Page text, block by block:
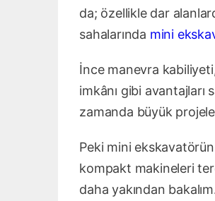
da; özellikle dar
sahalarında mini
İnce manevra
imkânı gibi avantajları
zamanda büyük
Peki mini
kompakt makineleri
daha yakından